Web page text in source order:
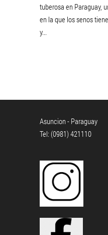
tuberosa en Paraguay,
en la que los senos
y...
Asuncion - Paraguay
Tel: (0981) 421110